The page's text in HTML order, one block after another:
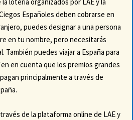
Españoles deben cobrarse en
puedes designar a una persona
en tu nombre, pero necesitarás
puedes viajar a España para
en cuenta que los premios grandes
principalmente a través de
de la plataforma online de LAE y